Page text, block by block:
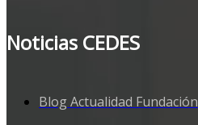
Noticias CEDES
Blog Actualidad Fundación